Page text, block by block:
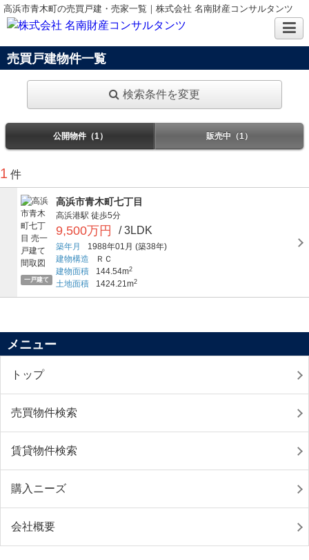
高浜市青木町の売買戸建・売家一覧｜株式会社 名南財産コンサルタンツ
売買戸建物件一覧
検索条件を変更
公開物件（1） 販売中（1）
1 件
一戸建て
高浜市青木町七丁目
高浜港駅 徒歩5分
9,500万円 / 3LDK
築年月 1988年01月 (築38年)
建物構造
ＲＣ
建物面積
144.54m2
土地面積 1424.21m2
メニュー
トップ
売買物件検索
賃貸物件検索
購入ニーズ
会社概要